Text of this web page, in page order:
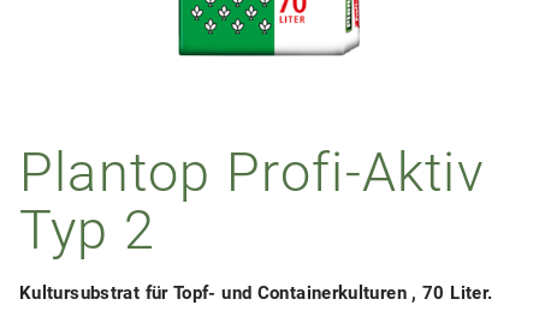
Plantop Profi-Aktiv
Typ 2
Kultursubstrat für Topf- und Containerkulturen , 70 Liter.